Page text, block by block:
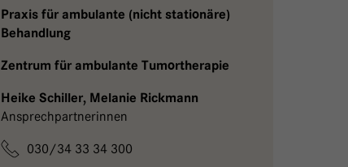
Praxis für ambulante (nicht stationäre)
Behandlung
Zentrum für ambulante Tumortherapie
Heike Schiller, Melanie Rickmann
Ansprechpartnerinnen
030/34 33 34 300